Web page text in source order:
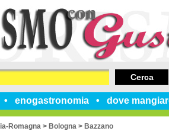
enogastronomia dove
Cerca
Romagna > Bologna > Bazzano